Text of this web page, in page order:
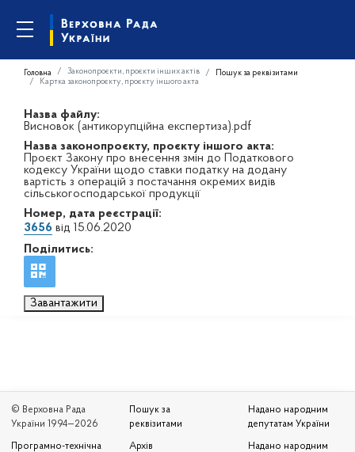
Головна Законопроєкти, проєкти інших актів
Пошук за реквізитами
Картка законопроєкту, проєкту іншого акта
Назва файлу:
Висновок (антикорупційна експертиза).pdf
Назва законопроєкту, проєкту іншого акта:
Проєкт Закону про внесення змін до Податкового
кодексу України щодо ставки податку на додану
вартість з операцій з постачання окремих видів
сільськогосподарської продукції
Номер, дата реєстрації:
3656 від 15.06.2020
Поділитись:
Завантажити
© Верховна Рада
України 1994—2026
Програмно-технічна
Пошук за
реквізитами
Архів
Надано народним
депутатам України
Надано народним